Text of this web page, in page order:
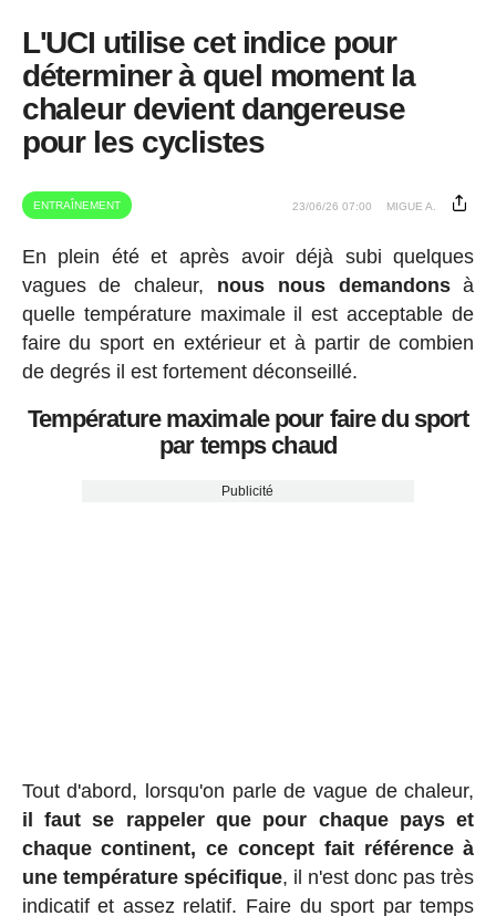
L'UCI utilise cet indice pour
déterminer à quel moment la
chaleur devient dangereuse
pour les cyclistes
ENTRAÎNEMENT 23/06/26 07:00 MIGUE A.
En plein été et après avoir déjà subi quelques
vagues de chaleur, nous nous demandonsà
quelle température maximale il est acceptable de
faire du sport en extérieur et à partir de combien
de degrés il est fortement déconseillé.
Température maximale pour faire du sport
par temps chaud
Publicité
Tout d'abord, lorsqu'on parle de vague de chaleur,
il faut se rappeler que pour chaque pays et
chaque continent, ce concept fait référence à
une température spécifique, il n'est donc pas très
indicatif et assez relatif. Faire du sport par temps